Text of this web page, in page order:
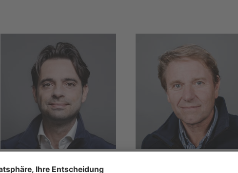
TREVISO & PORDENONE